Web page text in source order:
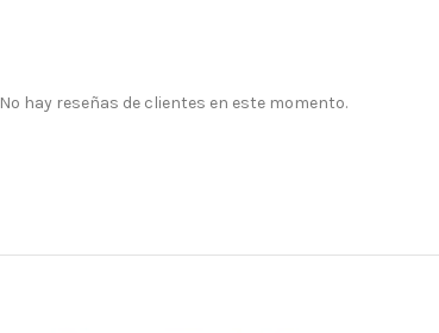
No hay reseñas de clientes en este momento.